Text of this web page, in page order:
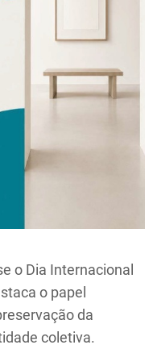
o Dia Internacional
o papel
da
coletiva.